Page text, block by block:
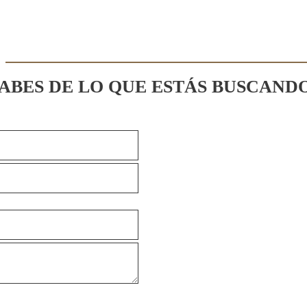
DE LO QUE ESTÁS